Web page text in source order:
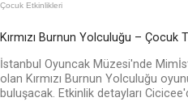
Çocuk Etkinlikleri
Kırmızı Burnun Yolculuğu – Çocuk
İstanbul Oyuncak Müzesi'nde
olan Kırmızı Burnun Yolculuğu
buluşacak. Etkinlik detayları